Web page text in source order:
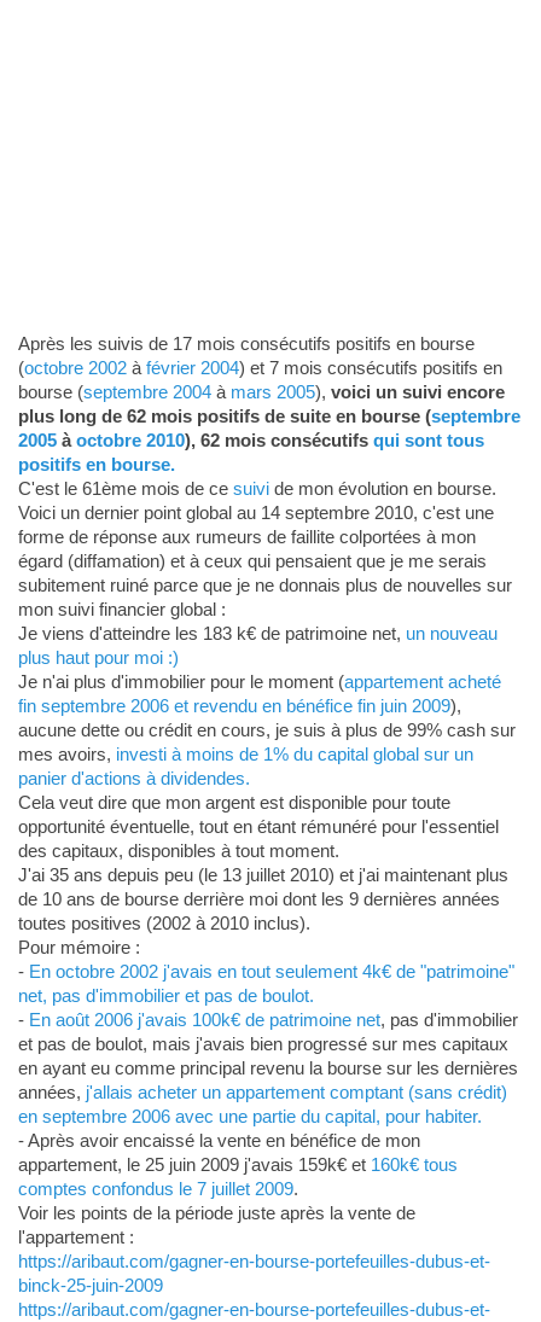
Après les suivis de 17 mois consécutifs positifs en bourse
(octobre 2002à février 2004) et 7 mois consécutifs positifs en
bourse (septembre 2004à mars 2005), voici un suivi encore
plus long de 62 mois positifs de suite en bourse (septembre
2005àoctobre 2010), 62 mois consécutifs qui sont tous
positifs en bourse.
C'est le 61ème mois de ce suivide mon évolution en bourse.
Voici un dernier point global au 14 septembre 2010, c'est une
forme de réponse aux rumeurs de faillite colportées à mon
égard (diffamation) et à ceux qui pensaient que je me serais
subitement ruiné parce que je ne donnais plus de nouvelles sur
mon suivi financier global :
Je viens d'atteindre les 183 k€ de patrimoine net, un nouveau
plus haut pour moi :)
Je n'ai plus d'immobilier pour le moment (appartement acheté
fin septembre 2006 et revendu en bénéfice fin juin 2009),
aucune dette ou crédit en cours, je suis à plus de 99% cash sur
mes avoirs, investi à moins de 1% du capital global sur un
panier d'actions à dividendes.
Cela veut dire que mon argent est disponible pour toute
opportunité éventuelle, tout en étant rémunéré pour l'essentiel
des capitaux, disponibles à tout moment.
J'ai 35 ans depuis peu (le 13 juillet 2010) et j'ai maintenant plus
de 10 ans de bourse derrière moi dont les 9 dernières années
toutes positives (2002 à 2010 inclus).
Pour mémoire :
- En octobre 2002 j'avais en tout seulement 4k€ de "patrimoine"
net, pas d'immobilier et pas de boulot.
- En août 2006 j'avais 100k€ de patrimoine net, pas d'immobilier
et pas de boulot, mais j'avais bien progressé sur mes capitaux
en ayant eu comme principal revenu la bourse sur les dernières
années, j'allais acheter un appartement comptant (sans crédit)
en septembre 2006 avec une partie du capital, pour habiter.
- Après avoir encaissé la vente en bénéfice de mon
appartement, le 25 juin 2009 j'avais 159k€ et 160k€ tous
comptes confondus le 7 juillet 2009.
Voir les points de la période juste après la vente de
l'appartement :
https://aribaut.com/gagner-en-bourse-portefeuilles-dubus-et-
binck-25-juin-2009
https://aribaut.com/gagner-en-bourse-portefeuilles-dubus-et-